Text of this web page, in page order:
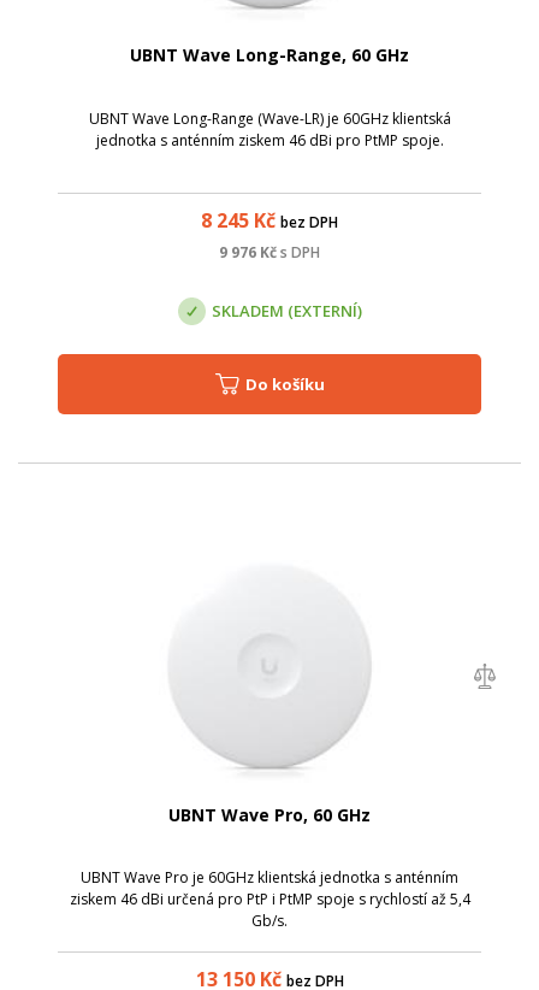
UBNT Wave Long-Range, 60 GHz
UBNT Wave Long-Range (Wave-LR) je 60GHz klientská
jednotka s anténním ziskem 46 dBi pro PtMP spoje.
8 245 Kč bez DPH
9 976 Kčs DPH
SKLADEM (EXTERNÍ)
Do košíku
UBNT Wave Pro, 60 GHz
UBNT Wave Pro je 60GHz klientská jednotka s anténním
ziskem 46 dBi určená pro PtP i PtMP spoje s rychlostí až 5,4
Gb/s.
13 150Kč bez DPH